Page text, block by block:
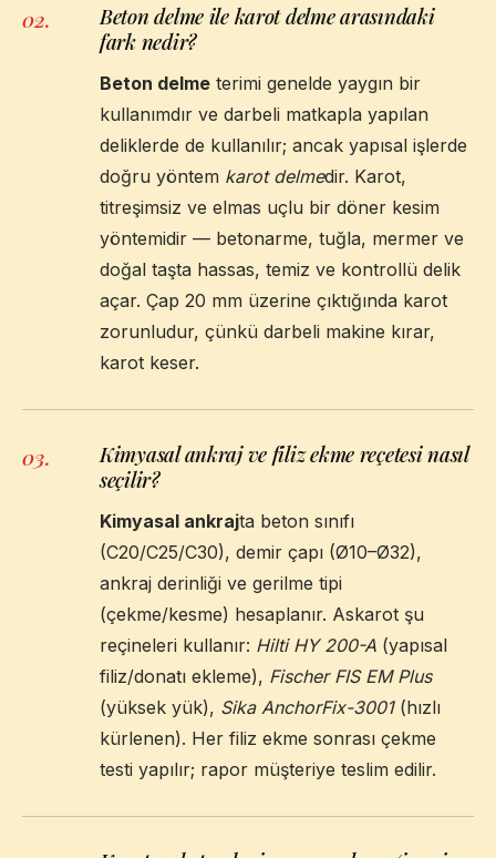
02.
Beton delme ile karot delme arasındaki
fark nedir?
Beton delme terimi genelde yaygın bir
kullanımdır ve darbeli matkapla yapılan
deliklerde de kullanılır; ancak yapısal işlerde
doğru yöntem karot delmedir. Karot,
titreşimsiz ve elmas uçlu bir döner kesim
yöntemidir — betonarme, tuğla, mermer ve
doğal taşta hassas, temiz ve kontrollü delik
açar. Çap 20 mm üzerine çıktığında karot
zorunludur, çünkü darbeli makine kırar,
karot keser.
03.
Kimyasal ankraj ve filiz ekme reçetesi nasıl
seçilir?
Kimyasal ankrajta beton sınıfı
(C20/C25/C30), demir çapı (Ø10–Ø32),
ankraj derinliği ve gerilme tipi
(çekme/kesme) hesaplanır. Askarot şu
reçineleri kullanır: Hilti HY 200-A (yapısal
filiz/donatı ekleme), Fischer FIS EM Plus
(yüksek yük), Sika AnchorFix-3001(hızlı
kürlenen). Her filiz ekme sonrası çekme
testi yapılır; rapor müşteriye teslim edilir.